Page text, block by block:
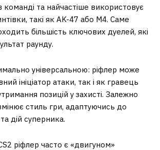
команді та найчастіше використовує
такі як AK-47 або M4. Саме
більшість ключових дуелей, які
раунду.
універсальною: ріфлер може
ініціатор атаки, так і як гравець
позицій у захисті. Залежно
змінює стиль гри, адаптуючись до
дій суперника.
ріфлер часто є «двигуном»